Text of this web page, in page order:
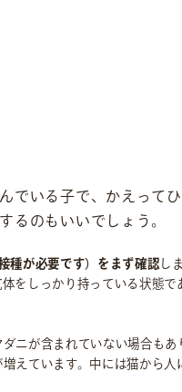
でいる子で、かえって
るのもいいでしょう。
種が必要です）をまず確認し
をしっかり持っている状態で
ニが含まれていない場合も
えています。中には猫から